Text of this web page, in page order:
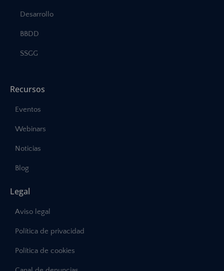
Desarrollo
BBDD
SSGG
Recursos
Eventos
Webinars
Noticias
Blog
Legal
Aviso legal
Política de privacidad
Política de cookies